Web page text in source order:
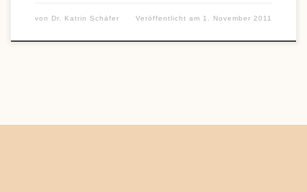
von Dr. Katrin Schäfer Veröffentlicht am 1. November 2011